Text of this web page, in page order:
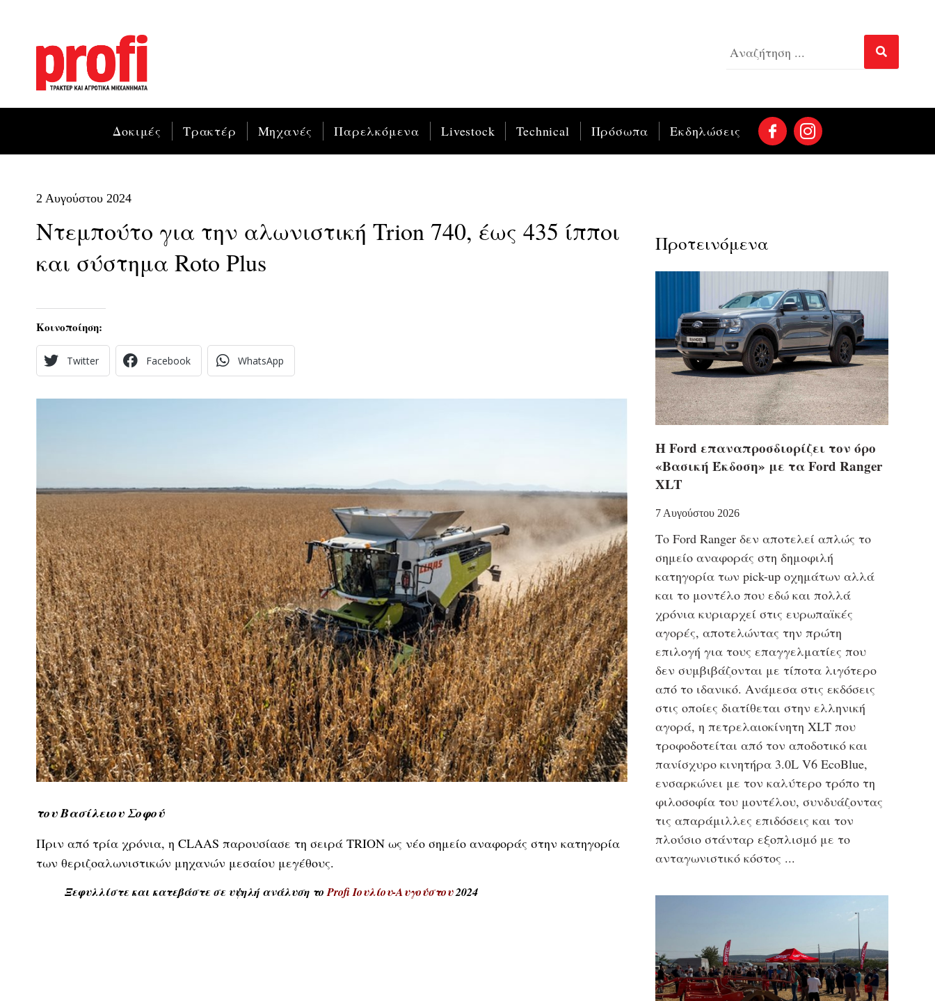
Δοκιμές Τρακτέρ Μηχανές Παρελκόμενα Livestock Technical Πρόσωπα Εκδηλώσεις
2 Αυγούστου 2024
Ντεμπούτο για την αλωνιστική Trion 740, έως 435 ίπποι
και σύστημα Roto Plus
Κοινοποίηση:
Twitter Facebook WhatsApp
του Βασίλειου Σοφού
Πριν από τρία χρόνια, η CLAAS παρουσίασε τη σειρά TRION ως νέο σημείο αναφοράς στην κατηγορία
των θεριζοαλωνιστικών μηχανών μεσαίου μεγέθους.
Ξεφυλλίστε και κατεβάστε σε υψηλή ανάλυση τοProfi Ιουλίου-Αυγούστου2024
Προτεινόμενα
Η Ford επαναπροσδιορίζει τον όρο
«Βασική Έκδοση» με τα Ford Ranger
XLT
7 Αυγούστου 2026
Το Ford Ranger δεν αποτελεί απλώς το
σημείο αναφοράς στη δημοφιλή
κατηγορία των pick-up οχημάτων αλλά
και το μοντέλο που εδώ και πολλά
χρόνια κυριαρχεί στις ευρωπαϊκές
αγορές, αποτελώντας την πρώτη
επιλογή για τους επαγγελματίες που
δεν συμβιβάζονται με τίποτα λιγότερο
από το ιδανικό. Ανάμεσα στις εκδόσεις
στις οποίες διατίθεται στην ελληνική
αγορά, η πετρελαιοκίνητη XLT που
τροφοδοτείται από τον αποδοτικό και
πανίσχυρο κινητήρα 3.0L V6 EcoBlue,
ενσαρκώνει με τον καλύτερο τρόπο τη
φιλοσοφία του μοντέλου, συνδυάζοντας
τις απαράμιλλες επιδόσεις και τον
πλούσιο στάνταρ εξοπλισμό με το
ανταγωνιστικό κόστος